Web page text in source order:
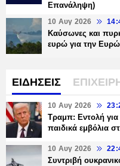
Επανάληψη)
10 Αυγ 2026
Καύσωνες και
ευρώ για την
ΕΙΔΗΣΕΙΣ
10 Αυγ 2026
Τραμπ: Εντολή για
παιδικά εμβόλια
10 Αυγ 2026
Συντριβή